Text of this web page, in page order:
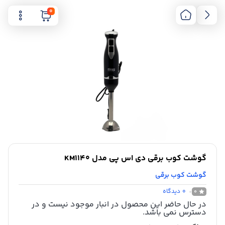
0
گوشت کوب برقی دی اس پی مدل KM1140
گوشت کوب برقی
0
0 دیدگاه
در حال حاضر این محصول در انبار موجود نیست و در
دسترس نمی باشد.